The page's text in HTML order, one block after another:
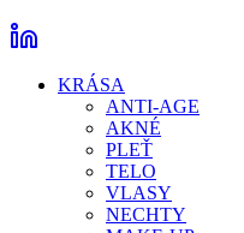
KRÁSA
ANTI-AGE
AKNÉ
PLEŤ
TELO
VLASY
NECHTY